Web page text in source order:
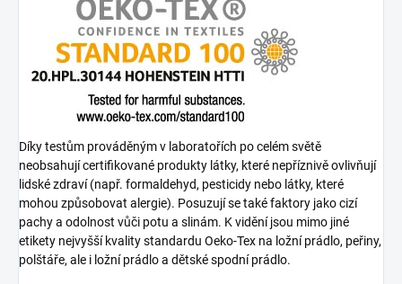
Díky testům prováděným v laboratořích po celém světě
neobsahují certifikované produkty látky, které nepříznivě ovlivňují
lidské zdraví (např. formaldehyd, pesticidy nebo látky, které
mohou způsobovat alergie). Posuzují se také faktory jako cizí
pachy a odolnost vůči potu a slinám. K vidění jsou mimo jiné
etikety nejvyšší kvality standardu Oeko-Tex na ložní prádlo, peřiny,
polštáře, ale i ložní prádlo a dětské spodní prádlo.